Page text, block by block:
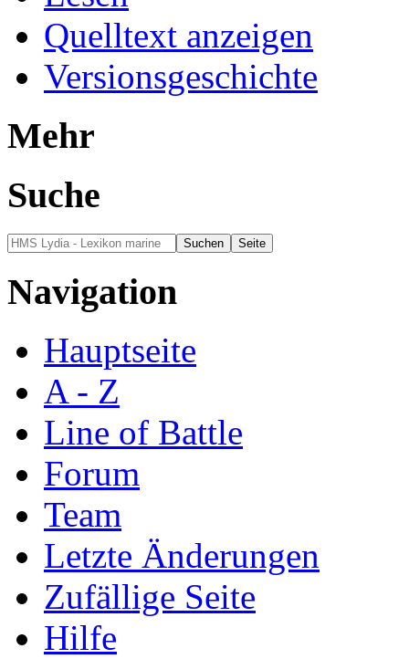
Quelltext anzeigen
Versionsgeschichte
Mehr
Suche
Navigation
Hauptseite
A - Z
Line of Battle
Forum
Team
Letzte Änderungen
Zufällige Seite
Hilfe